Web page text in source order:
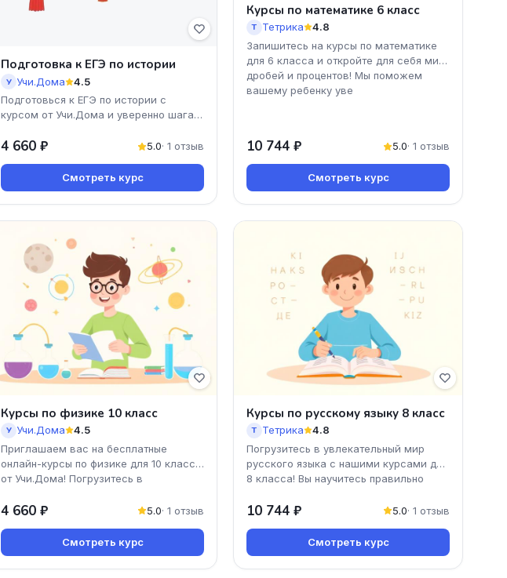
Подготовка к ЕГЭ по истории
У Учи.Дома
4.5
Подготовься к ЕГЭ по истории с
курсом от Учи.Дома и уверенно шагай
доступные и понятные уро
4 660 ₽ 5.0· 1 отзыв
Смотреть курс
Курсы по математике 6 класс
Т Тетрика
4.8
Запишитесь на курсы по математике
для 6 класса и откройте для себя мир
дробей и процентов! Мы поможем
вашему ребенку уве
10 744 ₽ 5.0· 1 отзыв
Смотреть курс
Курсы по физике 10 класс
У Учи.Дома
4.5
Приглашаем вас на бесплатные
онлайн-курсы по физике для 10 класса
от Учи.Дома! Погрузитесь в
4 660 ₽ 5.0· 1 отзыв
Смотреть курс
Курсы по русскому языку 8 класс
Т Тетрика
4.8
Погрузитесь в увлекательный мир
русского языка с нашими курсами для
8 класса! Вы научитесь правильно
10 744 ₽ 5.0· 1 отзыв
Смотреть курс